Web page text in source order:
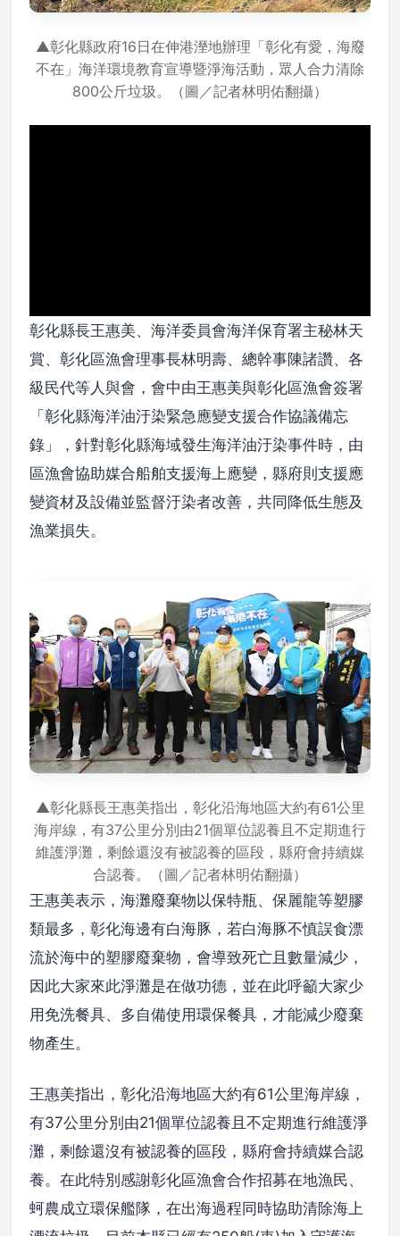
▲彰化縣政府16日在伸港溼地辦理「彰化有愛，海廢
不在」海洋環境教育宣導暨淨海活動，眾人合力清除
800公斤垃圾。（圖／記者林明佑翻攝）
彰化縣長王惠美、海洋委員會海洋保育署主秘林天
賞、彰化區漁會理事長林明壽、總幹事陳諸讚、各
級民代等人與會，會中由王惠美與彰化區漁會簽署
「彰化縣海洋油汙染緊急應變支援合作協議備忘
錄」，針對彰化縣海域發生海洋油汙染事件時，由
區漁會協助媒合船舶支援海上應變，縣府則支援應
變資材及設備並監督汙染者改善，共同降低生態及
漁業損失。
▲彰化縣長王惠美指出，彰化沿海地區大約有61公里
海岸線，有37公里分別由21個單位認養且不定期進行
維護淨灘，剩餘還沒有被認養的區段，縣府會持續媒
合認養。（圖／記者林明佑翻攝）
王惠美表示，海灘廢棄物以保特瓶、保麗龍等塑膠
類最多，彰化海邊有白海豚，若白海豚不慎誤食漂
流於海中的塑膠廢棄物，會導致死亡且數量減少，
因此大家來此淨灘是在做功德，並在此呼籲大家少
用免洗餐具、多自備使用環保餐具，才能減少廢棄
物產生。
王惠美指出，彰化沿海地區大約有61公里海岸線，
有37公里分別由21個單位認養且不定期進行維護淨
灘，剩餘還沒有被認養的區段，縣府會持續媒合認
養。在此特別感謝彰化區漁會合作招募在地漁民、
蚵農成立環保艦隊，在出海過程同時協助清除海上